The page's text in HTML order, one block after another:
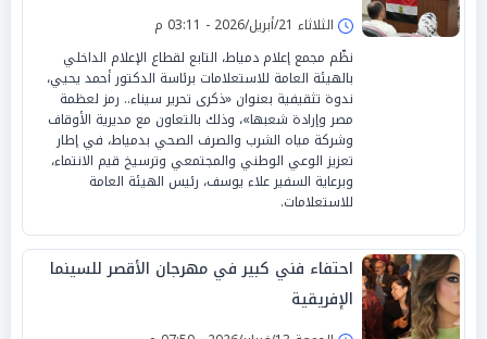
الثلاثاء 21/أبريل/2026 - 03:11 م
نظّم مجمع إعلام دمياط، التابع لقطاع الإعلام الداخلي
بالهيئة العامة للاستعلامات برئاسة الدكتور أحمد يحيي،
ندوة تثقيفية بعنوان «ذكرى تحرير سيناء.. رمز لعظمة
مصر وإرادة شعبها»، وذلك بالتعاون مع مديرية الأوقاف
وشركة مياه الشرب والصرف الصحي بدمياط، في إطار
تعزيز الوعي الوطني والمجتمعي وترسيخ قيم الانتماء،
وبرعاية السفير علاء يوسف، رئيس الهيئة العامة
للاستعلامات.
احتفاء فني كبير في مهرجان الأقصر للسينما
الإفريقية